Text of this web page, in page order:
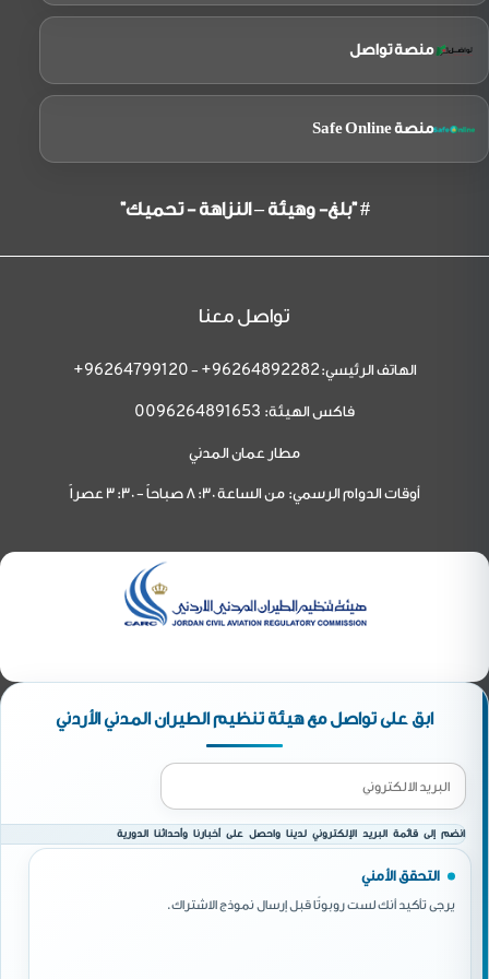
منصة تواصل
منصة Safe Online
# "بلغ- وهيئة – النزاهة - تحميك"
تواصل معنا
الهاتف الرئيسي: 96264892282+
-
96264799120+
فاكس الهيئة: 0096264891653
مطار عمان المدني
أوقات الدوام الرسمي: من الساعة 8:30 صباحاً - 3:30 عصراً
ابق على تواصل مع هيئة تنظيم الطيران المدني الأردني
انضم إلى قائمة البريد الإلكتروني لدينا واحصل على أخبارنا وأحداثنا الدورية
التحقق الأمني
يرجى تأكيد أنك لست روبوتًا قبل إرسال نموذج الاشتراك.